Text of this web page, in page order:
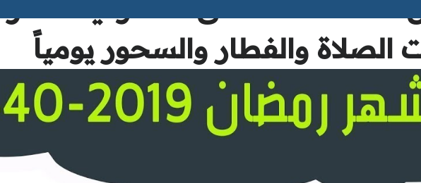
الصلاة والفطار والسحور يومياً